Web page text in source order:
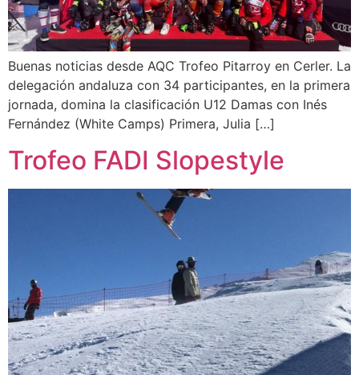
Buenas noticias desde AQC Trofeo Pitarroy en Cerler. La
delegación andaluza con 34 participantes, en la primera
jornada, domina la clasificación U12 Damas con Inés
Fernández (White Camps) Primera, Julia […]
Trofeo FADI Slopestyle